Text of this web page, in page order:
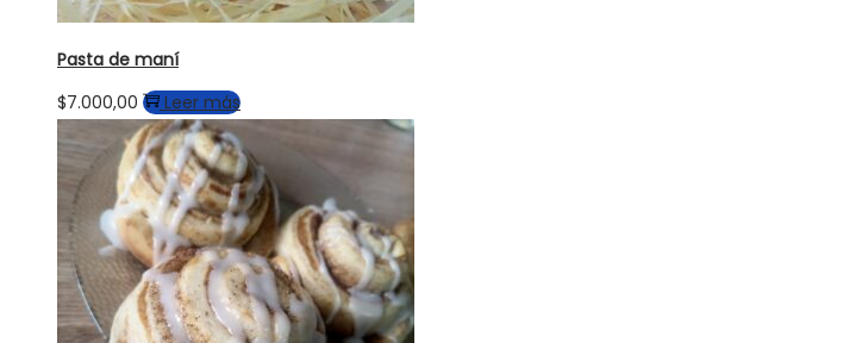
Pasta de maní
$7.000,00 Leer más